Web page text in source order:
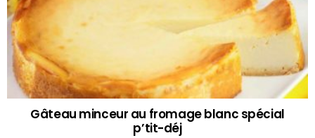
Gâteau minceur au fromage blanc spécial
p’tit-déj